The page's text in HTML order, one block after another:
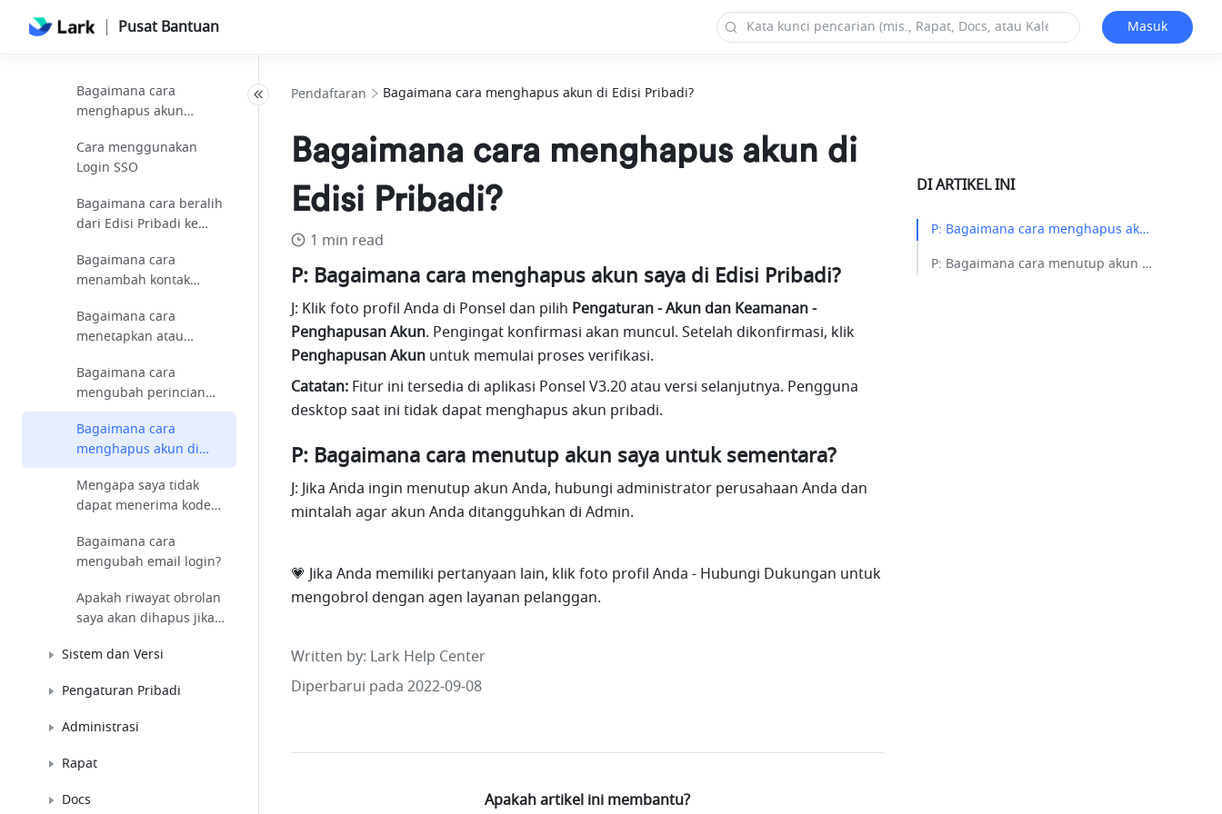
Pusat Bantuan Masuk
Dapatkan dan gunakan
Bagaimana cara
menghapus akun
membubarkan
perusahaan?
Cara menggunakan
Login SSO
Bagaimana cara beralih
dari Edisi Pribadi ke
Bagaimana cara
menambah kontak
Bagaimana cara
menetapkan atau
Bagaimana cara
mengubah perincian
pribadi saya?
Bagaimana cara
menghapus akun di
Edisi Pribadi?
Mengapa saya tidak
dapat menerima kode
email?
Bagaimana cara
mengubah email login?
Apakah riwayat obrolan
saya akan dihapus jika
email login saya?
Sistem dan Versi
Pengaturan Pribadi
Administrasi
Rapat
Docs
Pendaftaran Bagaimana cara menghapus akun di Edisi Pribadi?
Bagaimana cara menghapus akun di
Edisi Pribadi?
1 min read
P: Bagaimana cara menghapus akun saya di Edisi Pribadi?
J: Klik foto profil Anda di Ponsel dan pilih Pengaturan - Akun dan Keamanan -
Penghapusan Akun
Penghapusan Akun untuk memulai proses verifikasi.
Catatan: Fitur ini tersedia di aplikasi Ponsel V3.20 atau versi selanjutnya. Pengguna
desktop saat ini tidak dapat menghapus akun pribadi.
P: Bagaimana cara menutup akun saya untuk sementara?
J: Jika Anda ingin menutup akun Anda, hubungi administrator perusahaan Anda dan
mintalah agar akun Anda ditangguhkan di Admin.
💗 Jika Anda memiliki pertanyaan lain, klik foto profil Anda - Hubungi Dukungan untuk
mengobrol dengan agen layanan pelanggan.
Written by: Lark Help Center
Diperbarui pada 2022-09-08
Apakah artikel ini membantu?
DI ARTIKEL INI
P: Bagaimana cara menghapus akun saya di Edisi Pribadi?​
P: Bagaimana cara menutup akun saya untuk sementara?​